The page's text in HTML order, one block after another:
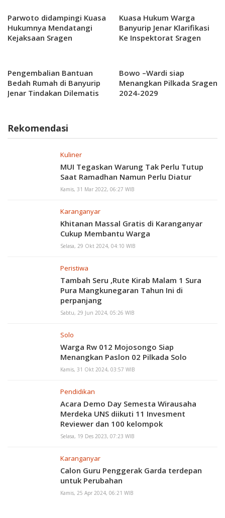
Parwoto didampingi Kuasa
Hukumnya Mendatangi
Kejaksaan Sragen
Kuasa Hukum Warga
Banyurip Jenar Klarifikasi
Ke Inspektorat Sragen
Pengembalian Bantuan
Bedah Rumah di Banyurip
Jenar Tindakan Dilematis
Bowo –Wardi siap
Menangkan Pilkada Sragen
2024-2029
Rekomendasi
Kuliner
MUI Tegaskan Warung Tak Perlu Tutup
Saat Ramadhan Namun Perlu Diatur
Kamis, 31 Mar 2022, 06:27 WIB
Karanganyar
Khitanan Massal Gratis di Karanganyar
Cukup Membantu Warga
Selasa, 29 Okt 2024, 04:10 WIB
Peristiwa
Tambah Seru ,Rute Kirab Malam 1 Sura
Pura Mangkunegaran Tahun Ini di
perpanjang
Sabtu, 29 Jun 2024, 05:26 WIB
Solo
Warga Rw 012 Mojosongo Siap
Menangkan Paslon 02 Pilkada Solo
Kamis, 31 Okt 2024, 03:57 WIB
Pendidikan
Acara Demo Day Semesta Wirausaha
Merdeka UNS diikuti 11 Invesment
Reviewer dan 100 kelompok
Selasa, 19 Des 2023, 07:23 WIB
Karanganyar
Calon Guru Penggerak Garda terdepan
untuk Perubahan
Kamis, 25 Apr 2024, 06:21 WIB